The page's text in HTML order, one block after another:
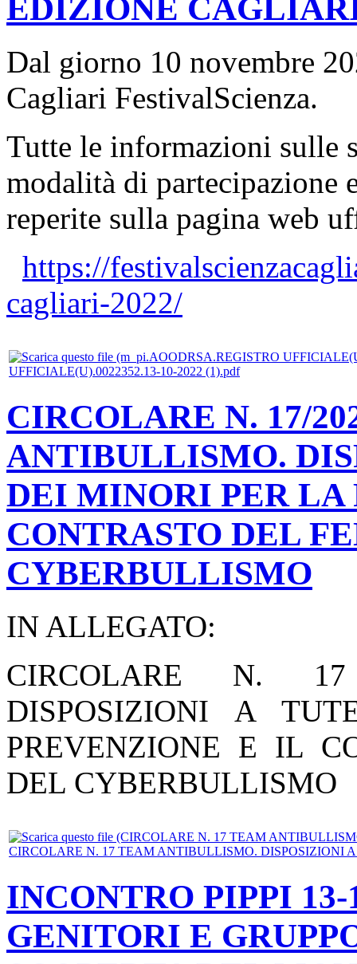
EDIZIONE
Dal giorno 10 novembre
Cagliari FestivalScienza.
Tutte le informazioni sulle
modalità di partecipazione
reperite sulla pagina web
https://
cagliari-2022/
UFFICIALE(U).0022352.13-10-2022 (1).pdf
CIRCOLARE N. 17/
ANTIBULLISMO.
DEI MINORI PER
CONTRASTO DEL
CYBERBULLISMO
IN ALLEGATO:
CIRCOLARE N.
DISPOSIZIONI A
PREVENZIONE E IL
DEL CYBERBULLISMO
CIRCOLARE N. 17 TEAM ANTIBULLISMO. DISPOSIZIONI
INCONTRO PIPPI 13-
GENITORI E